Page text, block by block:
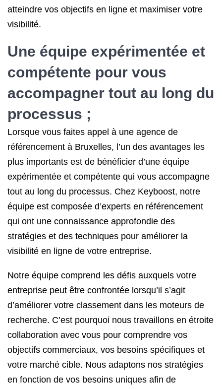
atteindre vos objectifs en ligne et maximiser votre
visibilité.
Une équipe expérimentée et
compétente pour vous
accompagner tout au long du
processus ;
Lorsque vous faites appel à une agence de
référencement à Bruxelles, l’un des avantages les
plus importants est de bénéficier d’une équipe
expérimentée et compétente qui vous accompagne
tout au long du processus. Chez Keyboost, notre
équipe est composée d’experts en référencement
qui ont une connaissance approfondie des
stratégies et des techniques pour améliorer la
visibilité en ligne de votre entreprise.
Notre équipe comprend les défis auxquels votre
entreprise peut être confrontée lorsqu’il s’agit
d’améliorer votre classement dans les moteurs de
recherche. C’est pourquoi nous travaillons en étroite
collaboration avec vous pour comprendre vos
objectifs commerciaux, vos besoins spécifiques et
votre marché cible. Nous adaptons nos stratégies
en fonction de vos besoins uniques afin de